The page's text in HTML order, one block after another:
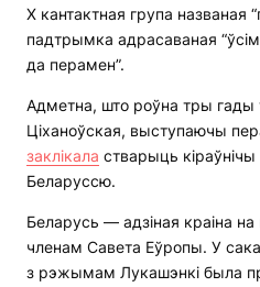
Х кантактная група названая
падтрымка адрасаваная
да перамен”.
Адметна, што роўна тры гады
Ціханоўская, выступаючы
заклікала стварыць кіраўнічы
Беларуссю.
Беларусь — адзіная краіна
членам Савета Еўропы. У
з рэжымам Лукашэнкі была